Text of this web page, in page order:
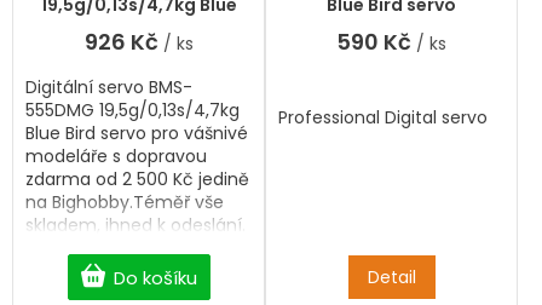
Bird servo
hvězdiček.
926 Kč / ks
Do košíku
Digitální servo BMS-
555DMG 19,5g/0,13s/4,7kg
Blue Bird servo pro vášnivé
modeláře s dopravou
zdarma od 2 500 Kč jedině
na Bighobby.Téměř vše
skladem, ihned k odeslání.
590 Kč / ks
Detail
Professional Digital servo